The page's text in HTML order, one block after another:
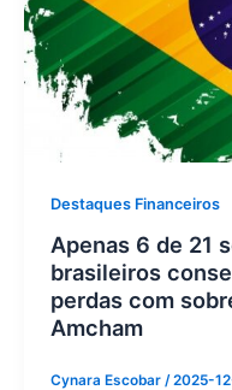
Destaques Financeiros
Apenas 6 de 21
brasileiros
perdas com
Amcham
Cynara Escobar /2025-